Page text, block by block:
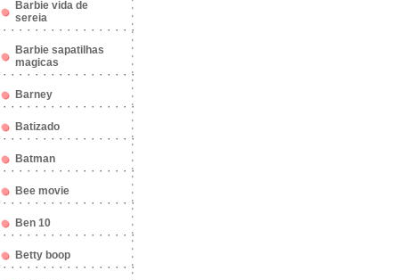
Barbie vida de
sereia
Barbie sapatilhas
magicas
Barney
Batizado
Batman
Bee movie
Ben 10
Betty boop